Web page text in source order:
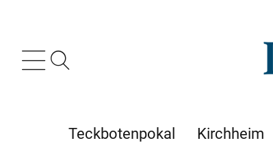
Teckbotenpokal Kirchheim